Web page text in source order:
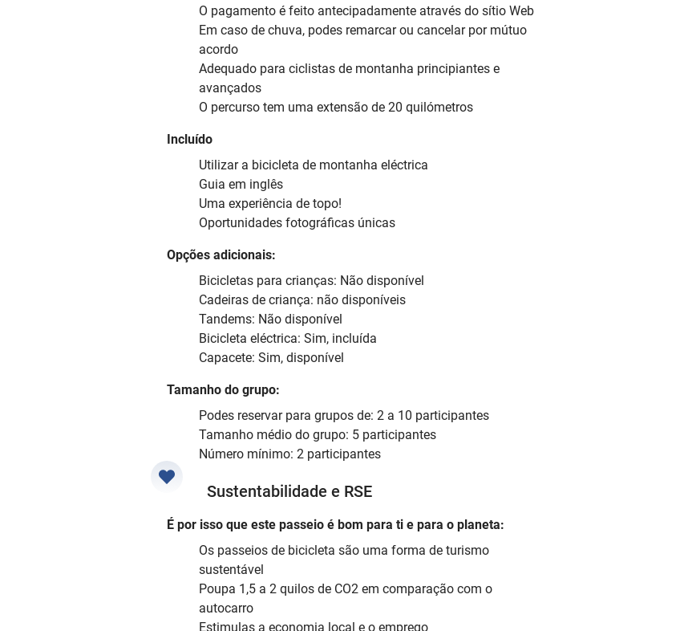
O pagamento é feito antecipadamente através do sítio Web
Em caso de chuva, podes remarcar ou cancelar por mútuo
acordo
Adequado para ciclistas de montanha principiantes e
avançados
O percurso tem uma extensão de 20 quilómetros
Incluído
Utilizar a bicicleta de montanha eléctrica
Guia em inglês
Uma experiência de topo!
Oportunidades fotográficas únicas
Opções adicionais:
Bicicletas para crianças: Não disponível
Cadeiras de criança: não disponíveis
Tandems: Não disponível
Bicicleta eléctrica: Sim, incluída
Capacete: Sim, disponível
Tamanho do grupo:
Podes reservar para grupos de: 2 a 10 participantes
Tamanho médio do grupo: 5 participantes
Número mínimo: 2 participantes
Sustentabilidade e RSE
É por isso que este passeio é bom para ti e para o planeta:
Os passeios de bicicleta são uma forma de turismo
sustentável
Poupa 1,5 a 2 quilos de CO2 em comparação com o
autocarro
Estimulas a economia local e o emprego